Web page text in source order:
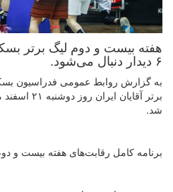
هفته بیست و دوم لیگ برتر
۶ دیدار دنبال می‌شود.
به گزارش روابط عمومی فدراسیون
شد.
برنامه کامل رقابت‌های هفته بیست و